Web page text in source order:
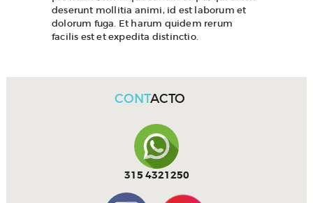
deserunt mollitia animi, id est laborum et
dolorum fuga. Et harum quidem rerum
facilis est et expedita distinctio.
CONTACTO
315 4321250